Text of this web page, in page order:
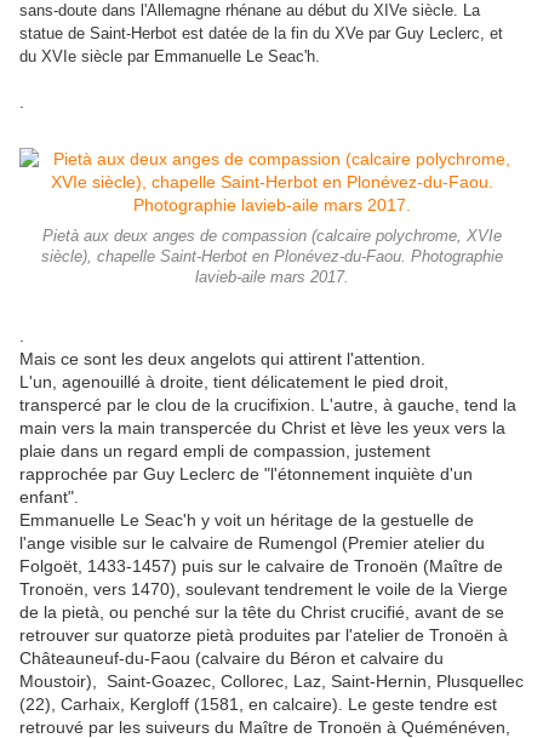
sans-doute dans l'Allemagne rhénane au début du XIVe siècle. La
statue de Saint-Herbot est datée de la fin du XVe par Guy Leclerc, et
du XVIe siècle par Emmanuelle Le Seac'h.
Pietà aux deux anges de compassion (calcaire polychrome, XVIe
siècle), chapelle Saint-Herbot en Plonévez-du-Faou. Photographie
lavieb-aile mars 2017.
Mais ce sont les deux angelots qui attirent l'attention.
L'un, agenouillé à droite, tient délicatement le pied droit,
transpercé par le clou de la crucifixion. L'autre, à gauche, tend la
main vers la main transpercée du Christ et lève les yeux vers la
plaie dans un regard empli de compassion, justement
rapprochée par Guy Leclerc de "l'étonnement inquiète d'un
enfant".
Emmanuelle Le Seac'h y voit un héritage de la gestuelle de
l'ange visible sur le calvaire de Rumengol (Premier atelier du
Folgoët, 1433-1457) puis sur le calvaire de Tronoën (Maître de
Tronoën, vers 1470), soulevant tendrement le voile de la Vierge
de la pietà, ou penché sur la tête du Christ crucifié, avant de se
retrouver sur quatorze pietà produites par l'atelier de Tronoën à
Châteauneuf-du-Faou (calvaire du Béron et calvaire du
Moustoir), Saint-Goazec, Collorec, Laz, Saint-Hernin, Plusquellec
(22), Carhaix, Kergloff (1581, en calcaire). Le geste tendre est
retrouvé par les suiveurs du Maître de Tronoën à Quéménéven,